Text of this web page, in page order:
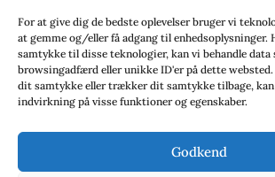
For at give dig de bedste oplevelser bruger vi
at gemme og/eller få adgang til enhedsoplysninger.
samtykke til disse teknologier, kan vi behandle data
browsingadfærd eller unikke ID'er på dette
dit samtykke eller trækker dit samtykke tilbage, kan
indvirkning på visse funktioner og egenskaber.
Godkend
Association (TA)
Sverige: Översättarsektionen
Sverige: Översättarcentrum
deutschsprachiger